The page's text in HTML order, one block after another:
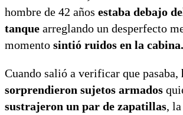
hombre de 42 años estaba debajo
tanque arreglando un desperfecto
momento sintió ruidos en la cabina.
Cuando salió a verificar que pasaba,
sorprendieron sujetos armados
sustrajeron un par de zapatillas,